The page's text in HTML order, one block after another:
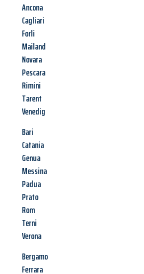
Ancona
Cagliari
Forli
Mailand
Novara
Pescara
Rimini
Tarent
Venedig
Bari
Catania
Genua
Messina
Padua
Prato
Rom
Terni
Verona
Bergamo
Ferrara